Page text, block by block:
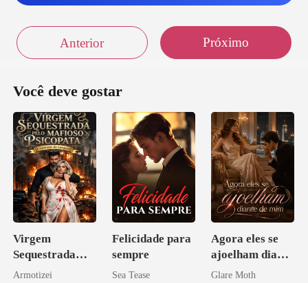
Anterior Próximo
Você deve gostar
Virgem
Sequestrada
pelo Mafioso
Armotizei
Felicidade para
sempre
Sea Tease
Agora eles se
ajoelham diante
de mim
Glare Moth